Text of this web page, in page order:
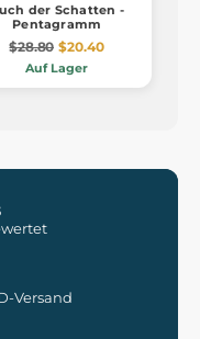
der Schatten -
Pentagramm
$28.80 $20.40
Auf Lager
Versand